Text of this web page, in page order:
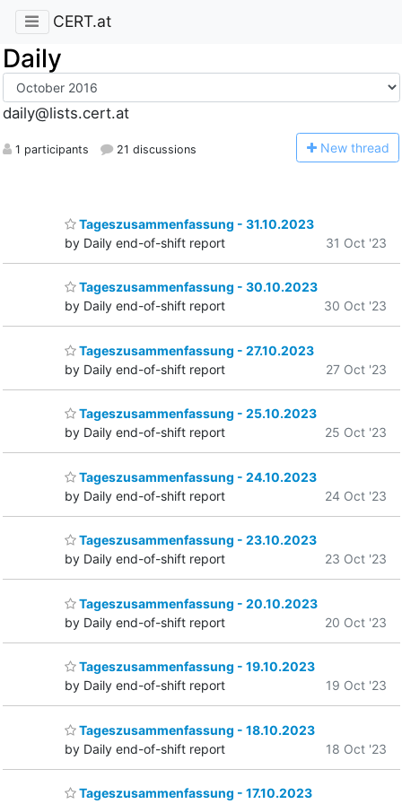
CERT.at
Daily
daily@lists.cert.at
1 participants 21 discussions New thread
Tageszusammenfassung - 31.10.2023
by Daily end-of-shift report
31 Oct '23
Tageszusammenfassung - 30.10.2023
by Daily end-of-shift report
30 Oct '23
Tageszusammenfassung - 27.10.2023
by Daily end-of-shift report
27 Oct '23
Tageszusammenfassung - 25.10.2023
by Daily end-of-shift report
25 Oct '23
Tageszusammenfassung - 24.10.2023
by Daily end-of-shift report
24 Oct '23
Tageszusammenfassung - 23.10.2023
by Daily end-of-shift report
23 Oct '23
Tageszusammenfassung - 20.10.2023
by Daily end-of-shift report
20 Oct '23
Tageszusammenfassung - 19.10.2023
by Daily end-of-shift report
19 Oct '23
Tageszusammenfassung - 18.10.2023
by Daily end-of-shift report
18 Oct '23
Tageszusammenfassung - 17.10.2023